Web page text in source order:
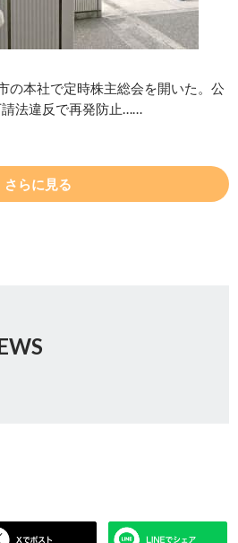
の本社で定時株主総会を開いた。公
法違反で再発防止……
さらに見る